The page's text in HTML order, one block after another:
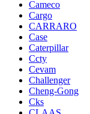
Cameco
Cargo
CARRARO
Case
Caterpillar
Ccty
Cevam
Challenger
Cheng-Gong
Cks